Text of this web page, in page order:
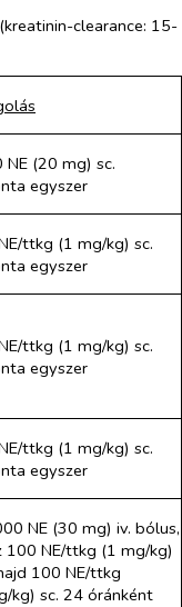
clearance: 15-
NE (20 mg) sc.
egyszer
ttkg (1 mg/kg) sc.
egyszer
ttkg (1 mg/kg) sc.
egyszer
ttkg (1 mg/kg) sc.
egyszer
NE (30 mg) iv. bólus,
100 NE/ttkg (1 mg/kg)
100 NE/ttkg
kg) sc. 24 óránként